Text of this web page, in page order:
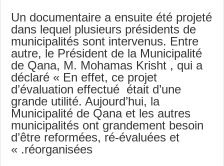
Un documentaire a ensuite été projeté
dans lequel plusieurs présidents de
municipalités sont intervenus. Entre
autre, le Président de la Municipalité
de Qana, M. Mohamas Krisht , qui a
déclaré « En effet, ce projet
d’évaluation effectué était d’une
grande utilité. Aujourd’hui, la
Municipalité de Qana et les autres
municipalités ont grandement besoin
d’être reformées, ré-évaluées et
réorganisées. »